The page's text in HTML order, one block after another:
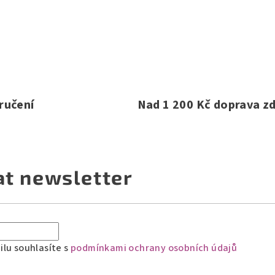
Nad 1 200 Kč doprava
newsletter
souhlasíte s podmínkami ochrany osobních údajů